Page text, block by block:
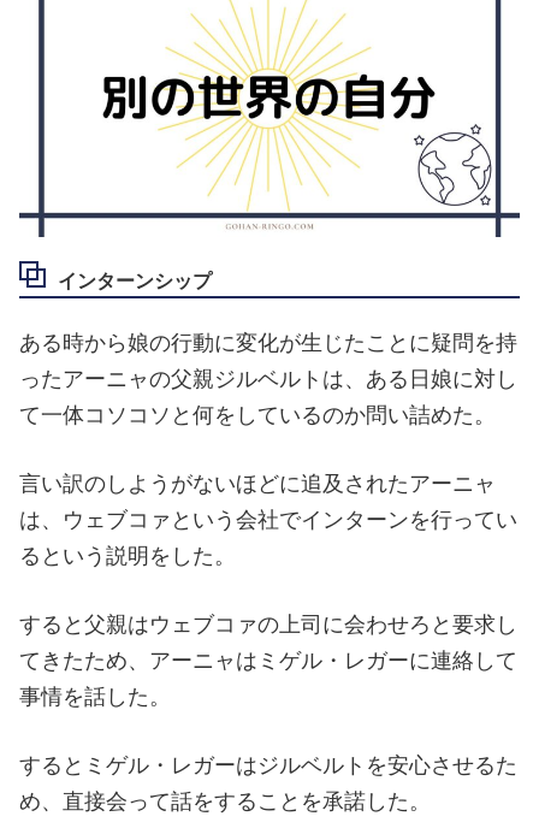
インターンシップ
ある時から娘の行動に変化が生じたことに疑問を持
ったアーニャの父親ジルベルトは、ある日娘に対し
て一体コソコソと何をしているのか問い詰めた。
言い訳のしようがないほどに追及されたアーニャ
は、ウェブコァという会社でインターンを行ってい
るという説明をした。
すると父親はウェブコァの上司に会わせろと要求し
てきたため、アーニャはミゲル・レガーに連絡して
事情を話した。
するとミゲル・レガーはジルベルトを安心させるた
め、直接会って話をすることを承諾した。